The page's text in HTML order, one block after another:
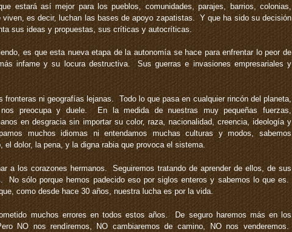
estará así mejor para los pueblos, comunidades, parajes, barrios, colonias,
viven, es decir, luchan las bases de apoyo zapatistas. Y que ha sido su decisión
sus ideas y propuestas, sus críticas y autocríticas.
es que esta nueva etapa de la autonomía se hace para enfrentar lo peor de
infame y su locura destructiva. Sus guerras e invasiones empresariales y
fronteras ni geografías lejanas. Todo lo que pasa en cualquier rincón del planeta,
preocupa y duele. En la medida de nuestras muy pequeñas fuerzas,
en desgracia sin importar su color, raza, nacionalidad, creencia, ideología y
muchos idiomas ni entendamos muchas culturas y modos, sabemos
el dolor, la pena, y la digna rabia que provoca el sistema.
a los corazones hermanos. Seguiremos tratando de aprender de ellos, de sus
No sólo porque hemos padecido eso por siglos enteros y sabemos lo que es.
como desde hace 30 años, nuestra lucha es por la vida.
muchos errores en todos estos años. De seguro haremos más en los
NO nos rendiremos, NO cambiaremos de camino, NO nos venderemos.